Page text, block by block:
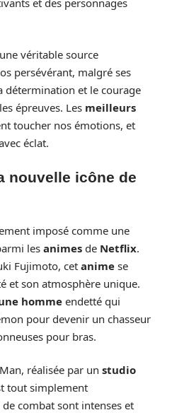
et des personnages
véritable source
persévérant, malgré ses
détermination et le courage
épreuves. Les meilleurs
toucher nos émotions, et
éclat.
nouvelle icône de
imposé comme une
les animes de Netflix.
Fujimoto, cet anime se
et son atmosphère unique.
homme endetté qui
pour devenir un chasseur
pour bras.
réalisée par un studio
tout simplement
combat sont intenses et